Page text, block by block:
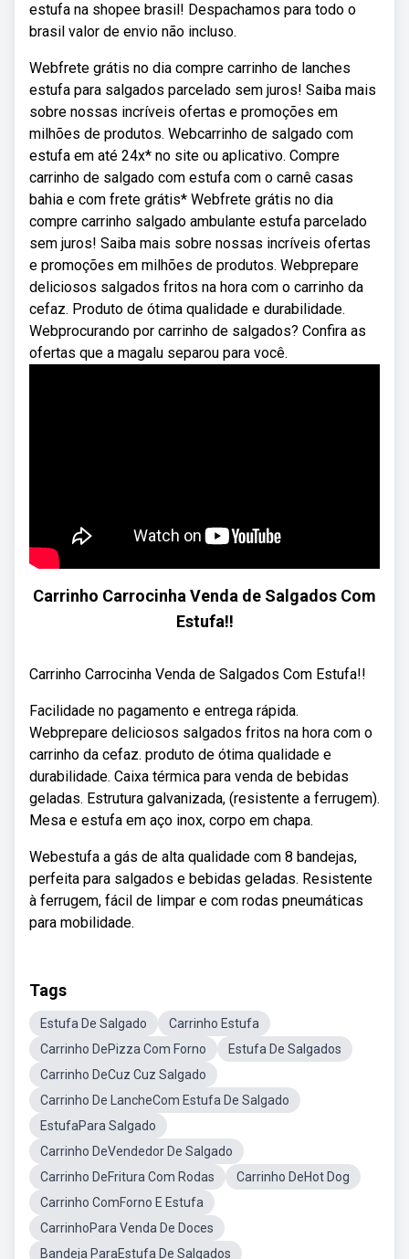
estufa na shopee brasil! Despachamos para todo o
brasil valor de envio não incluso.
Webfrete grátis no dia compre carrinho de lanches
estufa para salgados parcelado sem juros! Saiba mais
sobre nossas incríveis ofertas e promoções em
milhões de produtos. Webcarrinho de salgado com
estufa em até 24x* no site ou aplicativo. Compre
carrinho de salgado com estufa com o carnê casas
bahia e com frete grátis* Webfrete grátis no dia
compre carrinho salgado ambulante estufa parcelado
sem juros! Saiba mais sobre nossas incríveis ofertas
e promoções em milhões de produtos. Webprepare
deliciosos salgados fritos na hora com o carrinho da
cefaz. Produto de ótima qualidade e durabilidade.
Webprocurando por carrinho de salgados? Confira as
ofertas que a magalu separou para você.
Carrinho Carrocinha Venda de Salgados Com
Estufa!!
Carrinho Carrocinha Venda de Salgados Com Estufa!!
Facilidade no pagamento e entrega rápida.
Webprepare deliciosos salgados fritos na hora com o
carrinho da cefaz. produto de ótima qualidade e
durabilidade. Caixa térmica para venda de bebidas
geladas. Estrutura galvanizada, (resistente a ferrugem).
Mesa e estufa em aço inox, corpo em chapa.
Webestufa a gás de alta qualidade com 8 bandejas,
perfeita para salgados e bebidas geladas. Resistente
à ferrugem, fácil de limpar e com rodas pneumáticas
para mobilidade.
Tags
Estufa De Salgado
Carrinho Estufa
Carrinho DePizza Com Forno
Estufa De Salgados
Carrinho DeCuz Cuz Salgado
Carrinho De LancheCom Estufa De Salgado
EstufaPara Salgado
Carrinho DeVendedor De Salgado
Carrinho DeFritura Com Rodas
Carrinho DeHot Dog
Carrinho ComForno E Estufa
CarrinhoPara Venda De Doces
Bandeja ParaEstufa De Salgados